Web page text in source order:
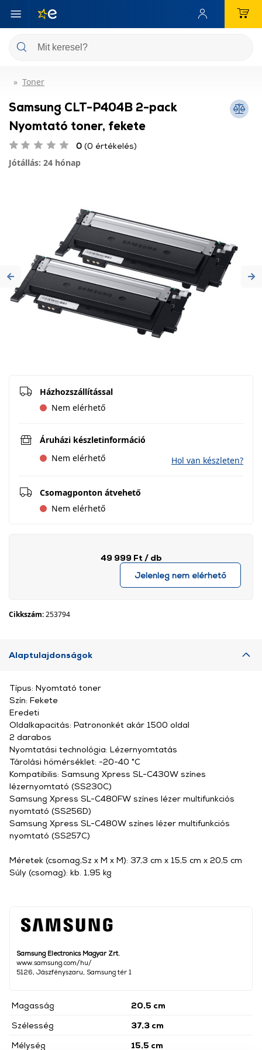
Toner
Samsung CLT-P404B 2-pack
Nyomtató toner, fekete
0 (0 értékelés)
Jótállás: 24 hónap
Previous
Házhozszállítással
Nem elérhető
Áruházi készletinformáció
Nem elérhető
Hol van készleten?
Csomagponton átvehető
Nem elérhető
49 999 Ft / db
Jelenleg nem elérhető
Cikkszám:253794
Alaptulajdonságok
Samsung Electronics Magyar Zrt.
www.samsung.com/hu/
5126, Jászfényszaru, Samsung tér 1
Magasság
20,5 cm
Szélesség
37,3 cm
Mélység
15,5 cm
Típus: Nyomtató toner
Szín: Fekete
Eredeti
Oldalkapacitás: Patrononkét akár 1500 oldal
2 darabos
Nyomtatási technológia: Lézernyomtatás
Tárolási hőmérséklet: -20-40 °C
Kompatibilis: Samsung Xpress SL-C430W színes
lézernyomtató (SS230C)
Samsung Xpress SL-C480FW színes lézer multifunkciós
nyomtató (SS256D)
Samsung Xpress SL-C480W színes lézer multifunkciós
nyomtató (SS257C)
Méretek (csomag,Sz x M x M): 37,3 cm x 15,5 cm x 20,5 cm
Súly (csomag): kb. 1,95 kg